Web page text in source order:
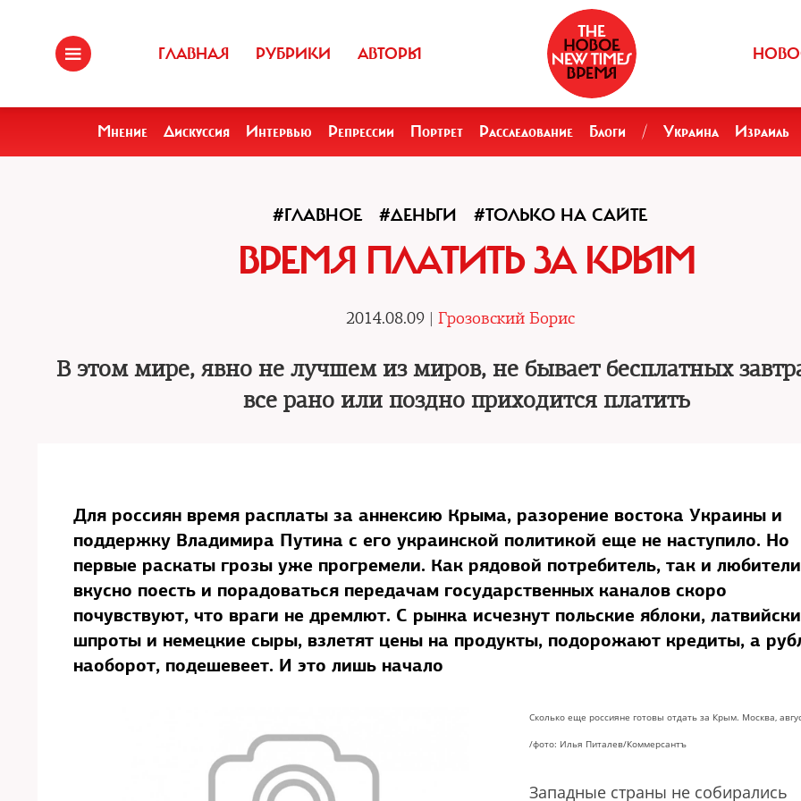
ГЛАВНАЯ РУБРИКИ АВТОРЫ
Мнение Дискуссия Интервью Репрессии Портрет Расследование Блоги / Украина Израиль
#ГЛАВНОЕ #ДЕНЬГИ #ТОЛЬКО НА САЙТЕ
ВРЕМЯ ПЛАТИТЬ ЗА КРЫМ
2014.08.09 | Грозовский Борис
В этом мире, явно не лучшем из миров, не бывает бесплатных
все рано или поздно приходится платить
Для россиян время расплаты за аннексию Крыма, разорение востока Украины и
поддержку Владимира Путина с его украинской политикой еще не наступило. Но
первые раскаты грозы уже прогремели. Как рядовой потребитель, так и любители
вкусно поесть и порадоваться передачам государственных каналов скоро
почувствуют, что враги не дремлют. С рынка исчезнут польские яблоки,
шпроты и немецкие сыры, взлетят цены на продукты, подорожают кредиты, а
наоборот, подешевеет. И это лишь начало
Сколько еще россияне готовы отдать за Крым. Москва,
/фото: Илья Питалев/Коммерсантъ
Западные страны не собирались